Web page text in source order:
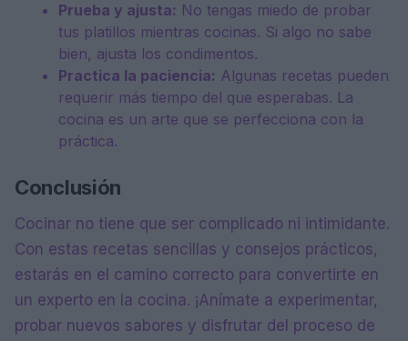
Prueba y ajusta: No tengas miedo de probar
tus platillos mientras cocinas. Si algo no sabe
bien, ajusta los condimentos.
Practica la paciencia: Algunas recetas pueden
requerir más tiempo del que esperabas. La
cocina es un arte que se perfecciona con la
práctica.
Conclusión
Cocinar no tiene que ser complicado ni intimidante.
Con estas recetas sencillas y consejos prácticos,
estarás en el camino correcto para convertirte en
un experto en la cocina. ¡Anímate a experimentar,
probar nuevos sabores y disfrutar del proceso de